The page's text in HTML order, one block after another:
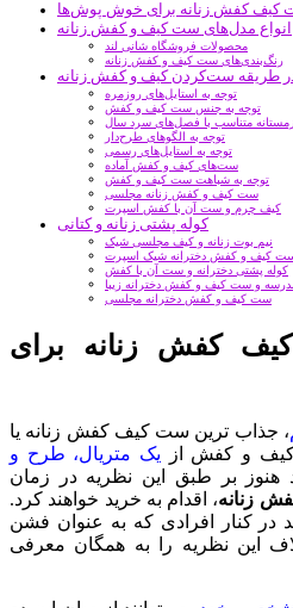
کیف کفش زنانه برای خوش پوش‌ها
انواع مدل‌های ست کیف و کفش زنانه
محصولات فروشگاه شانی لند
رنگ‌بندی‌های ست کیف و کفش زنانه
طریقه ست‌کردن کیف و کفش زنانه
توجه به استایل‌های روزمره
توجه به جنس ست کیف و کفش
متناسب با فصل­‌های سرد سال
توجه به الگوهای طرح‌دار
توجه به استایل‌های رسمی
ست‌های کیف و کفش آماده
توجه به شباهت ست کیف و کفش
ست کیف و کفش زنانه مجلسی
کیف چرم و ست آن با کفش اسپرت
کوله پشتی زنانه و کتانی
نیم بوت زنانه و کیف مجلسی شیک
کیف و کفش دخترانه شیک اسپرت
کوله پشتی دخترانه و ست آن با کفش
و ست کیف و کفش دخترانه زیبا
ست کیف و کفش دخترانه مجلسی
کفش زنانه برای
، جذاب‌ ترین ست کیف کفش زنانه یا
کیف و کفش از
یک متریال، طرح و
هنوز بر طبق این نظریه در زمان
زنانه، اقدام به خرید خواهند کرد.
در کنار افرادی که به عنوان فشن
این نظریه را به همگان معرفی